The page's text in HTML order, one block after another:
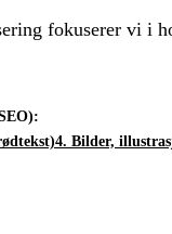
fokuserer vi i
4. Bilder,